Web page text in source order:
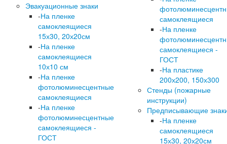
Эвакуационные знаки
-На пленке
самоклеящиеся
15х30, 20х20см
-На пленке
самоклеящиеся
10х10 см
-На пленке
фотолюминесцентные
самоклеящиеся
-На пленке
фотолюминесцентные
самоклеящиеся -
ГОСТ
самоклеящиеся
-На пленке
самоклеящиеся -
ГОСТ
-На пластике
200х200, 150х300
Стенды (пожарные
инструкции)
Предписывающие
-На пленке
самоклеящиеся
15х30, 20х20см